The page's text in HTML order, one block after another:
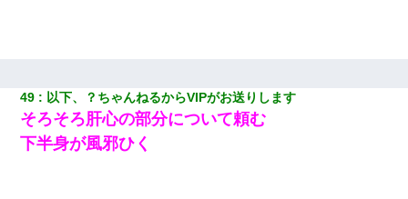
私は家が貧しくて、手に職をつけようと看護師になった。だけど
卒業を控えた年の1月末、車にひかれて看護師になれなくなった。
49 以下、？ちゃんねるからVIPがお送りします
そろそろ肝心の部分について頼む
下半身が風邪ひく